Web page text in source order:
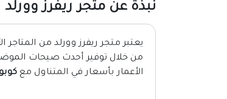
نبذة عن متجر ريفرز وورلد
يعتبر متجر ريفرز وورلد من
من خلال توفير أحدث صيحات الموضة
الأعمار بأسعار في المتناول مع